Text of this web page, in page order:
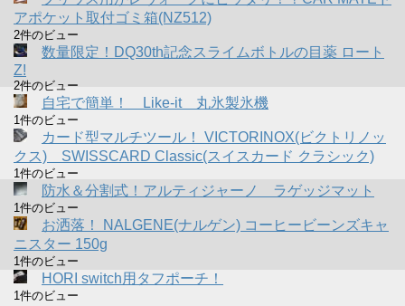
アポケット取付ゴミ箱(NZ512)
2件のビュー
数量限定！DQ30th記念スライムボトルの目薬 ロート
Z!
2件のビュー
自宅で簡単！ Like-it 丸氷製氷機
1件のビュー
カード型マルチツール！ VICTORINOX(ビクトリノッ
クス) SWISSCARD Classic(スイスカード クラシック)
1件のビュー
防水＆分割式！アルティジャーノ ラゲッジマット
1件のビュー
お洒落！ NALGENE(ナルゲン) コーヒービーンズキャ
ニスター 150g
1件のビュー
HORI switch用タフポーチ！
1件のビュー